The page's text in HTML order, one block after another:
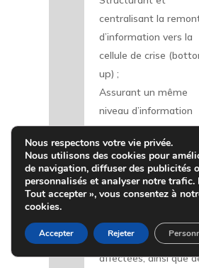
centralisant la
d’information vers la
cellule de crise
up) ;
Assurant un même
niveau d’information
parmi les différents
acteurs composant la
cellule de crise ;
Suivre l’évolution de
parties-prenantes
internes et externes
affectées, ainsi que
Nous respectons votre vie privée.
Nous utilisons des cookies pour
de navigation, diffuser des publicités
personnalisés et analyser notre trafic.
Tout accepter », vous consentez à
cookies.
Accepter Rejeter